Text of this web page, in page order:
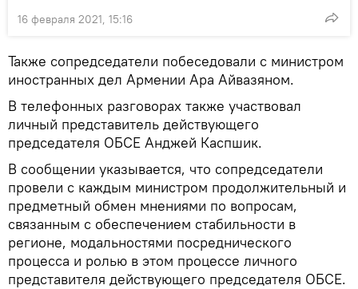
16 февраля 2021, 15:16
Также сопредседатели побеседовали с министром
иностранных дел Армении Ара Айвазяном.
В телефонных разговорах также участвовал
личный представитель действующего
председателя ОБСЕ Анджей Каспшик.
В сообщении указывается, что сопредседатели
провели с каждым министром продолжительный и
предметный обмен мнениями по вопросам,
связанным с обеспечением стабильности в
регионе, модальностями посреднического
процесса и ролью в этом процессе личного
представителя действующего председателя ОБСЕ.